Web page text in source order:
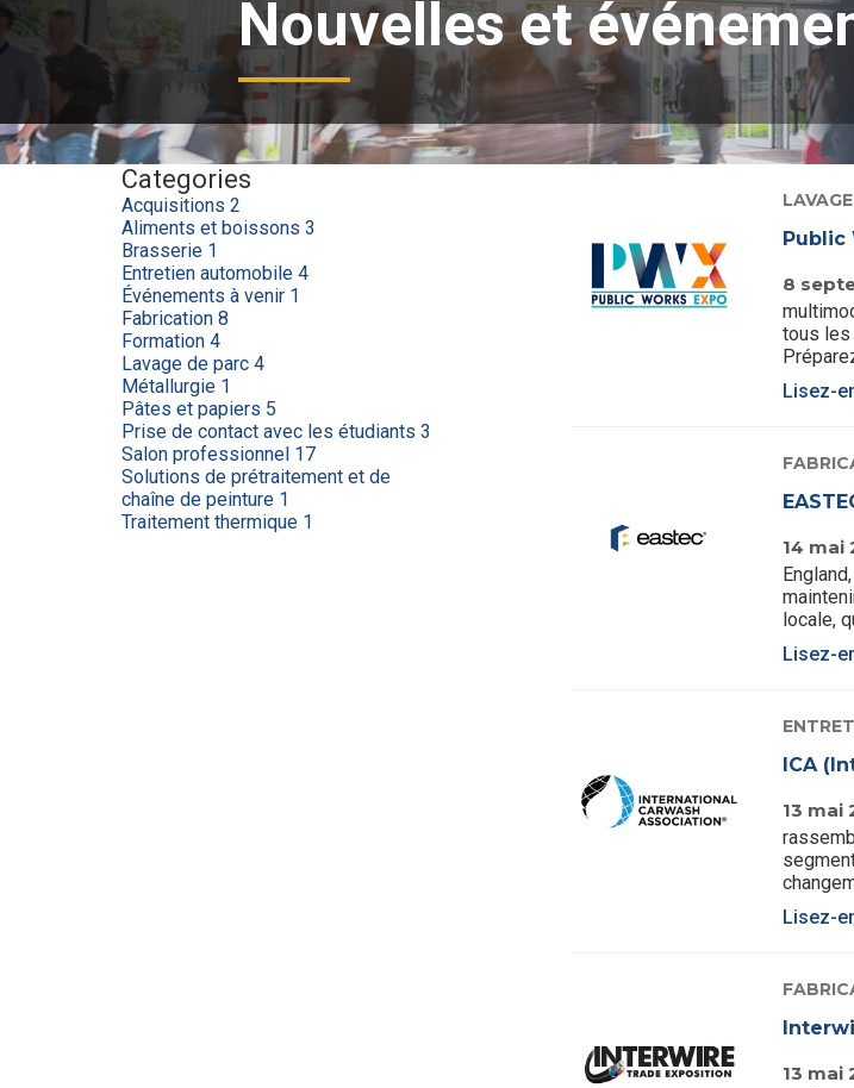
Nouvelles et
Categories
Acquisitions 2
Aliments et boissons 3
Brasserie 1
Entretien automobile 4
Événements à venir 1
Fabrication 8
Formation 4
Lavage de parc 4
Métallurgie 1
Pâtes et papiers 5
Prise de contact avec les étudiants 3
Salon professionnel 17
Solutions de prétraitement et de
chaîne de peinture 1
Traitement thermique 1
Public
8
tous les
Lisez-
14 mai
locale,
Lisez-
ICA
13 mai
Lisez-
13 mai